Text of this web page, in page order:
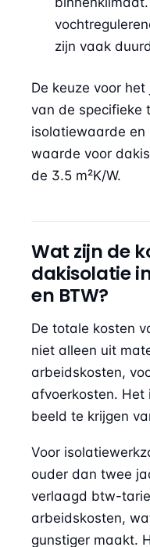
zijn vaak
De keuze voor
van de specifieke
isolatiewaarde en
waarde voor
de 3.5 m²K/W.
Wat zijn de
dakisolatie
en BTW?
De totale kosten
niet alleen uit
arbeidskosten,
afvoerkosten. Het
beeld te krijgen
Voor
ouder dan twee
verlaagd btw-
arbeidskosten,
gunstiger maakt.